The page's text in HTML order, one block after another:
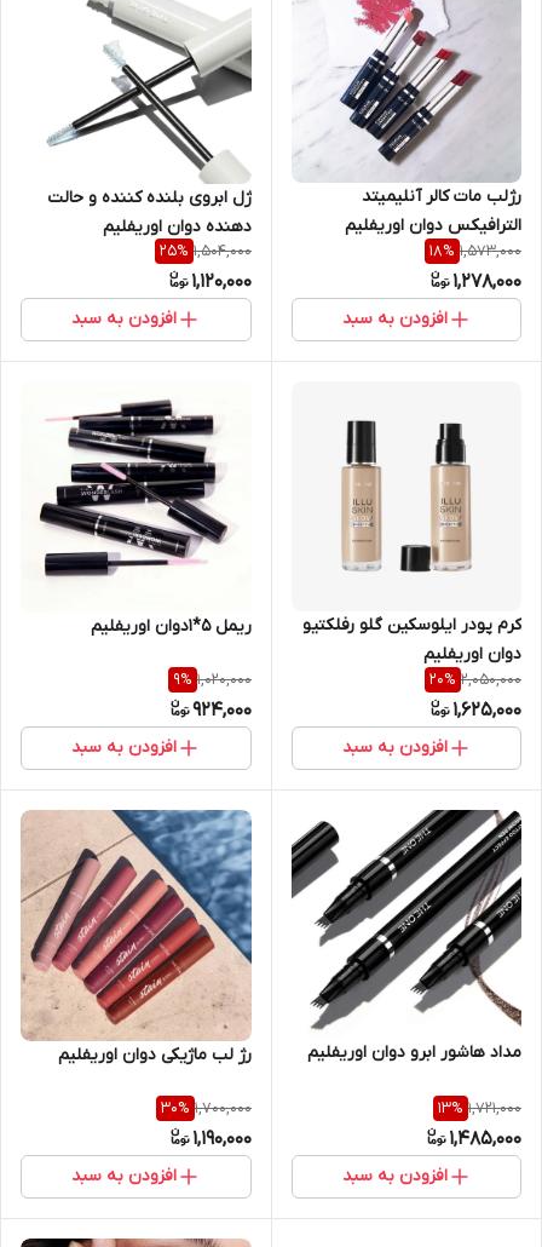
رژلب مات کالر آنلیمیتد
الترافیکس دوان اوریفلیم
1,573,000
18%
1,278,000
افزودن به سبد
ژل ابروی بلنده کننده و حالت
دهنده دوان اوریفلیم
1,504,000
25%
1,120,000
افزودن به سبد
کرم پودر ایلوسکین گلو رفلکتیو
دوان اوریفلیم
2,050,000
20%
1,625,000
افزودن به سبد
ریمل ۵*1دوان اوریفلیم
1,020,000
9%
924,000
افزودن به سبد
مداد هاشور ابرو دوان اوریفلیم
1,721,000
13%
1,485,000
افزودن به سبد
رژ لب ماژیکی دوان اوریفلیم
1,700,000
30%
1,190,000
افزودن به سبد